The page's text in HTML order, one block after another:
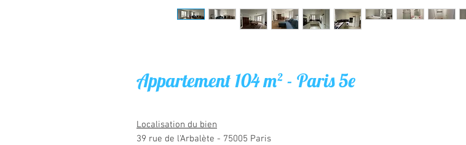
Appartement 104 m² - Paris 5e
Localisation du bien
39 rue de l'Arbalète - 75005 Paris